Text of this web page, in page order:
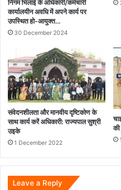
निगम भिलाई के अधिकारी/कर्मचारी
कार्यालयीन अवधि में अपने कार्य पर
उपस्थित हो-आयुक्त…
30 December 2024
संवेदनशीलता और मानवीय दृष्टिकोण के
साथ कार्य करें अधिकारी: राज्यपाल सुश्री
उइके
1 December 2022
की
Leave a Reply